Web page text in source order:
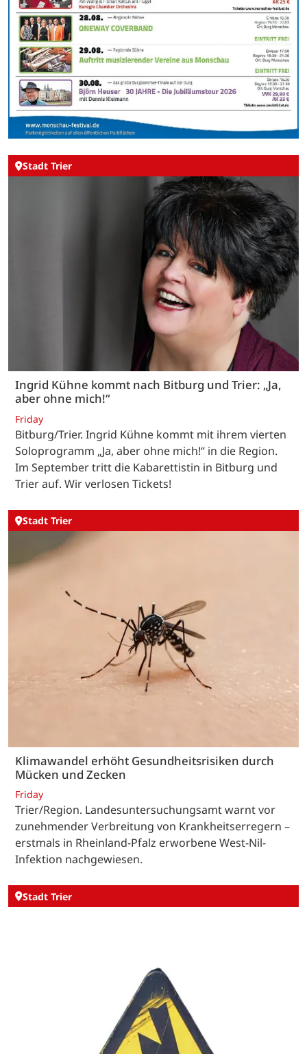
Stadt Trier
Ingrid Kühne kommt nach Bitburg und Trier: „Ja,
aber ohne mich!“
Friday
Bitburg/Trier. Ingrid Kühne kommt mit ihrem vierten
Soloprogramm „Ja, aber ohne mich!“ in die Region.
Im September tritt die Kabarettistin in Bitburg und
Trier auf. Wir verlosen Tickets!
Stadt Trier
Klimawandel erhöht Gesundheitsrisiken durch
Mücken und Zecken
Friday
Trier/Region. Landesuntersuchungsamt warnt vor
zunehmender Verbreitung von Krankheitserregern –
erstmals in Rheinland-Pfalz erworbene West-Nil-
Infektion nachgewiesen.
Stadt Trier